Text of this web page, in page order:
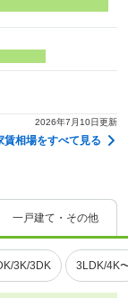
2026年7月10日更新
賃相場をすべて見る
一戸建て・その他
3K/3DK 3LDK/4K